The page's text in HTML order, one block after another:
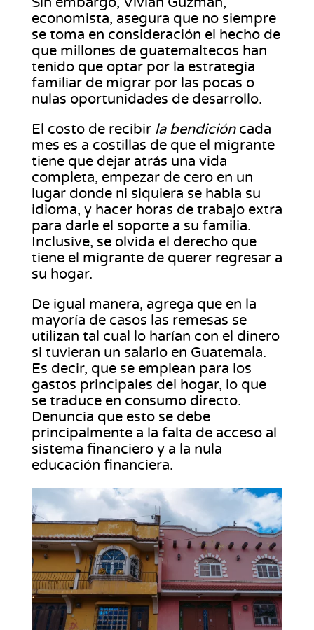
economista, asegura que no siempre
se toma en consideración el hecho de
que millones de guatemaltecos han
tenido que optar por la estrategia
familiar de migrar por las pocas o
nulas oportunidades de desarrollo.
El costo de recibir la bendición cada
mes es a costillas de que el migrante
tiene que dejar atrás una vida
completa, empezar de cero en un
lugar donde ni siquiera se habla su
idioma, y hacer horas de trabajo extra
para darle el soporte a su familia.
Inclusive, se olvida el derecho que
tiene el migrante de querer regresar a
su hogar.
De igual manera, agrega que en la
mayoría de casos las remesas se
utilizan tal cual lo harían con el dinero
si tuvieran un salario en Guatemala.
Es decir, que se emplean para los
gastos principales del hogar, lo que
se traduce en consumo directo.
Denuncia que esto se debe
principalmente a la falta de acceso al
sistema financiero y a la nula
educación financiera.